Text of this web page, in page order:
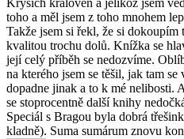
Krysích královen a jelikož jsem
toho a měl jsem z toho mnohem
Takže jsem si řekl, že si
kvalitou trochu dolů. Knížka se
její celý příběh se nedozvíme.
na kterého jsem se těšil, jak tam se
dopadne jinak a to k mé nelibosti.
se stoprocentně další knihy
Speciál s Bragou byla dobrá
kladně). Suma sumárum znovu